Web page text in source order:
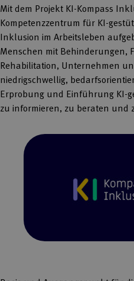
Mit dem Projekt KI-Kompass
Kompetenzzentrum für KI-
Inklusion im Arbeitsleben
Menschen mit Behinderungen,
Rehabilitation, Unternehmen
niedrigschwellig,
Erprobung und Einführung KI-
zu informieren, zu beraten und